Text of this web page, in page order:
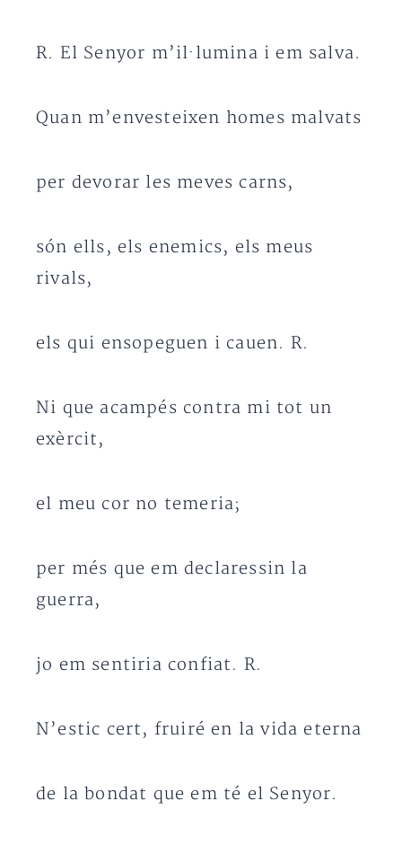
R. El Senyor m’il·lumina i em salva.
Quan m’envesteixen homes malvats
per devorar les meves carns,
són ells, els enemics, els meus
rivals,
els qui ensopeguen i cauen. R.
Ni que acampés contra mi tot un
exèrcit,
el meu cor no temeria;
per més que em declaressin la
guerra,
jo em sentiria confiat. R.
N’estic cert, fruiré en la vida eterna
de la bondat que em té el Senyor.